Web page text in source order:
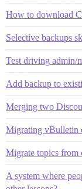
How to download
Selective backups
Test driving admin/
Add backup to
Merging two
Migrating vBulletin
Migrate topics from
A system where